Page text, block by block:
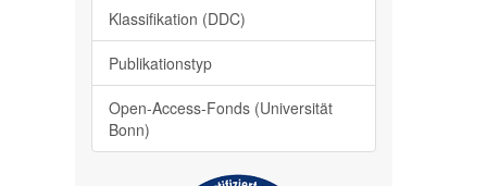
Klassifikation (DDC)
Publikationstyp
Open-Access-Fonds (Universität
Bonn)